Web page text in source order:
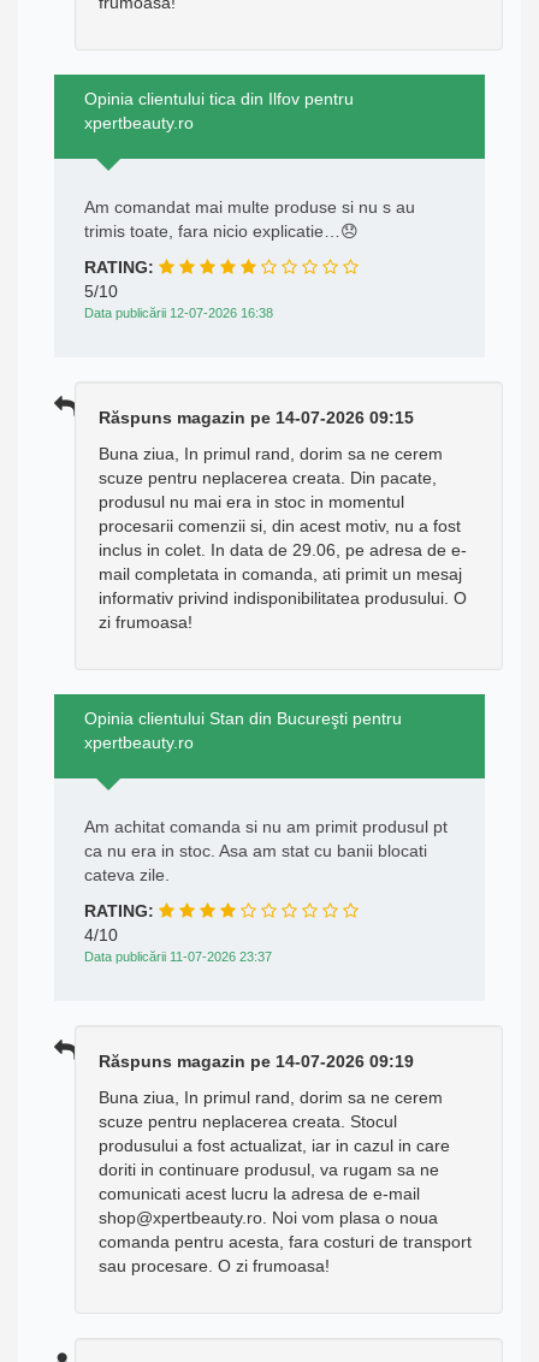
Opinia clientului tica din Ilfov pentru
xpertbeauty.ro
Am comandat mai multe produse si nu s au
trimis toate, fara nicio explicatie…😞
RATING:
5/10
Data publicării 12-07-2026 16:38
Răspuns magazin pe 14-07-2026 09:15
Buna ziua, In primul rand, dorim sa ne cerem
scuze pentru neplacerea creata. Din pacate,
produsul nu mai era in stoc in momentul
procesarii comenzii si, din acest motiv, nu a fost
inclus in colet. In data de 29.06, pe adresa de e-
mail completata in comanda, ati primit un mesaj
informativ privind indisponibilitatea produsului. O
zi frumoasa!
Opinia clientului Stan din Bucureşti pentru
xpertbeauty.ro
Am achitat comanda si nu am primit produsul pt
ca nu era in stoc. Asa am stat cu banii blocati
cateva zile.
RATING:
4/10
Data publicării 11-07-2026 23:37
Răspuns magazin pe 14-07-2026 09:19
Buna ziua, In primul rand, dorim sa ne cerem
scuze pentru neplacerea creata. Stocul
produsului a fost actualizat, iar in cazul in care
doriti in continuare produsul, va rugam sa ne
comunicati acest lucru la adresa de e-mail
shop@xpertbeauty.ro. Noi vom plasa o noua
comanda pentru acesta, fara costuri de transport
sau procesare. O zi frumoasa!